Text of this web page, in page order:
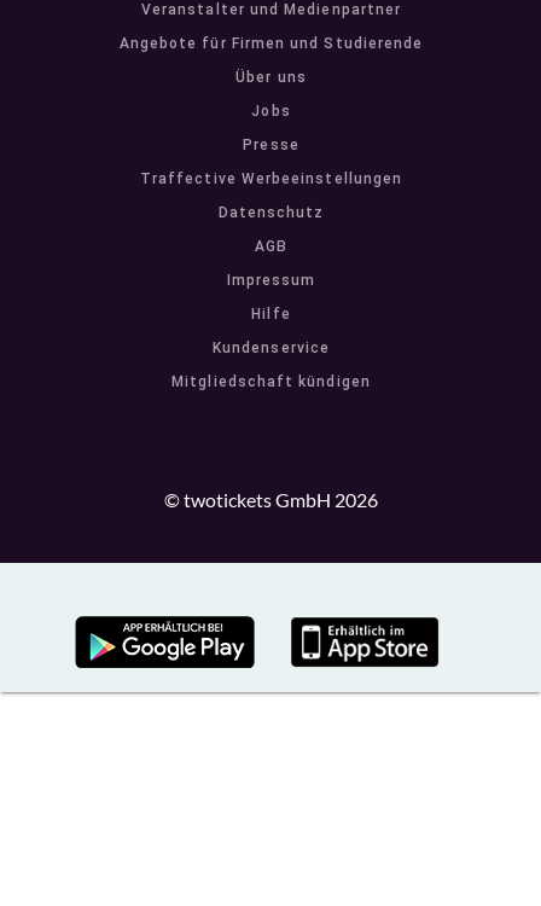
Veranstalter und Medienpartner
Angebote für Firmen und Studierende
Über uns
Jobs
Presse
Traffective Werbeeinstellungen
Datenschutz
AGB
Impressum
Hilfe
Kundenservice
Mitgliedschaft kündigen
© twotickets GmbH 2026